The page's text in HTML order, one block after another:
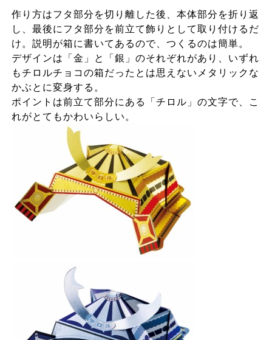
作り方はフタ部分を切り離した後、本体部分を折り返
し、最後にフタ部分を前立て飾りとして取り付けるだ
け。説明が箱に書いてあるので、つくるのは簡単。
デザインは「金」と「銀」のそれぞれがあり、いずれ
もチロルチョコの箱だったとは思えないメタリックな
かぶとに変身する。
ポイントは前立て部分にある「チロル」の文字で、こ
れがとてもかわいらしい。